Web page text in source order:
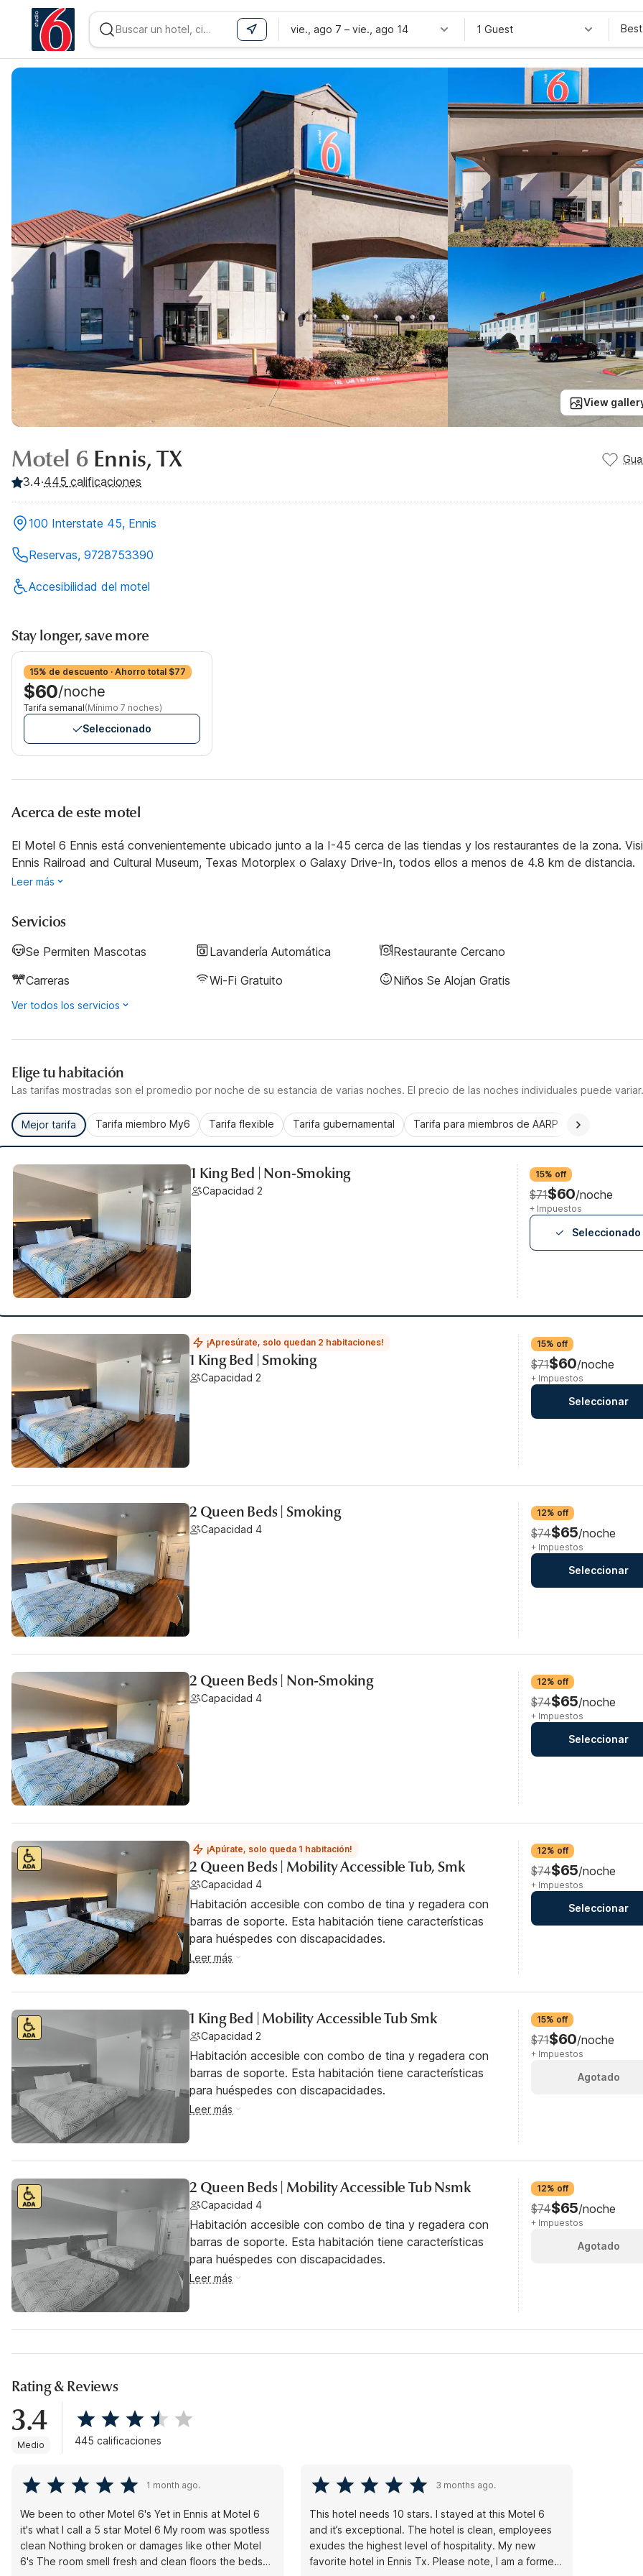
vie., ago 7 – vie., ago 14 1 Guest
View
Motel 6 Ennis, TX
3.4·445 calificaciones
100 Interstate 45, Ennis
Reservas, 9728753390
Accesibilidad del motel
Stay longer, save more
15% de descuento · Ahorro total $77
$60/noche
Tarifa semanal(Mínimo 7 noches)
Seleccionado
Acerca de este motel
El Motel 6 Ennis está convenientemente ubicado junto a la I-45 cerca de las tiendas y los restaurantes de la zona.
Ennis Railroad and Cultural Museum, Texas Motorplex o Galaxy Drive-In, todos ellos a menos de 4.8 km de distancia.
Leer más
Servicios
Se Permiten Mascotas Lavandería Automática
Restaurante Cercano
Carreras
Wi-Fi Gratuito Niños Se Alojan Gratis
Ver todos los servicios
Elige tu habitación
Las tarifas mostradas son el promedio por noche de su estancia de varias noches. El precio de las noches individuales puede variar.
Mejor tarifa Tarifa miembro My6 Tarifa flexible Tarifa gubernamental Tarifa para miembros de AARP
1 King Bed | Non-Smoking
Capacidad 2
15% off
$71$60/noche
+ Impuestos
Seleccionado
¡Apresúrate, solo quedan 2 habitaciones!
1 King Bed | Smoking
Capacidad 2
15% off
$71$60/noche
+ Impuestos
Seleccionar
2 Queen Beds | Smoking
Capacidad 4
12% off
$74$65/noche
+ Impuestos
Seleccionar
2 Queen Beds | Non-Smoking
Capacidad 4
12% off
$74$65/noche
+ Impuestos
Seleccionar
¡Apúrate, solo queda 1 habitación!
2 Queen Beds | Mobility Accessible Tub, Smk
Capacidad 4
Habitación accesible con combo de tina y regadera con
barras de soporte. Esta habitación tiene características
para huéspedes con discapacidades.
Leer más
12% off
$74$65/noche
+ Impuestos
Seleccionar
1 King Bed | Mobility Accessible Tub Smk
Capacidad 2
Habitación accesible con combo de tina y regadera con
barras de soporte. Esta habitación tiene características
para huéspedes con discapacidades.
Leer más
15% off
$71$60/noche
+ Impuestos
Agotado
2 Queen Beds | Mobility Accessible Tub Nsmk
Capacidad 4
Habitación accesible con combo de tina y regadera con
barras de soporte. Esta habitación tiene características
para huéspedes con discapacidades.
Leer más
12% off
$74$65/noche
+ Impuestos
Agotado
Rating & Reviews
3.4
Medio 445 calificaciones
1 month ago.
We been to other Motel 6's Yet in Ennis at Motel 6
it's what I call a 5 star Motel 6 My room was spotless
clean Nothing broken or damages like other Motel
6's The room smell fresh and clean floors the beds
3 months ago.
This hotel needs 10 stars. I stayed at this Motel 6
and it’s exceptional. The hotel is clean, employees
exudes the highest level of hospitality. My new
favorite hotel in Ennis Tx. Please note, I am a former